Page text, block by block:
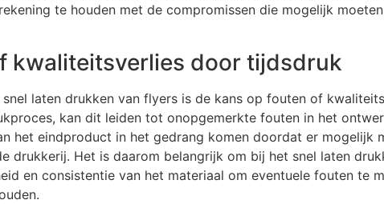
te houden met de compromissen die mogelijk
kwaliteitsverlies door tijdsdruk
laten drukken van flyers is de kans op fouten of
kan dit leiden tot onopgemerkte fouten in het
het eindproduct in het gedrang komen doordat er mogelijk
drukkerij. Het is daarom belangrijk om bij het snel laten
en consistentie van het materiaal om eventuele fouten te